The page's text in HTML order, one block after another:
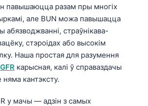
павышаюцца разам пры многіх
але BUN можа павышацца
абязводжванні, страўнікава-
стэроідах або высокім
Наша простая для разумення
карысная, калі ў справаздачы
няма кантэксту.
у мачы — адзін з самых